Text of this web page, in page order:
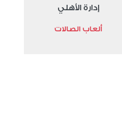
إدارة الأهلي
ألعاب الصالات